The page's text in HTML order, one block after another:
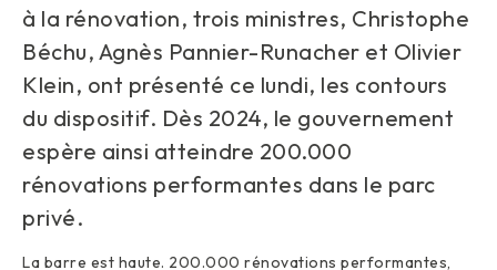
à la rénovation, trois ministres, Christophe
Béchu, Agnès Pannier-Runacher et Olivier
Klein, ont présenté ce lundi, les contours
du dispositif. Dès 2024, le gouvernement
espère ainsi atteindre 200.000
rénovations performantes dans le parc
privé.
La barre est haute. 200.000 rénovations performantes,